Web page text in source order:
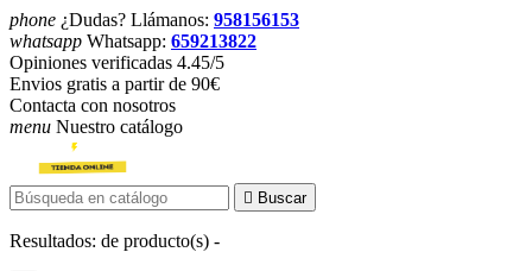
phone ¿Dudas? Llámanos: 958156153
whatsapp Whatsapp: 659213822
Opiniones verificadas 4.45/5
Envios gratis a partir de 90€
Contacta con nosotros
menu Nuestro catálogo
 Buscar
Resultados: de producto(s) -